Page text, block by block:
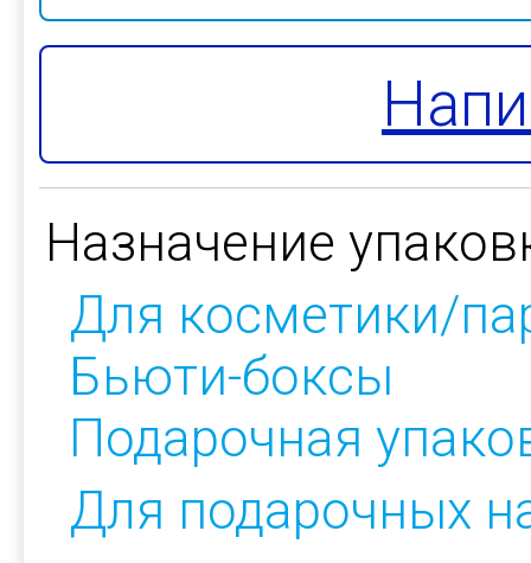
Назначение
Для косметики/
Бьюти-боксы
Подарочная
Для подарочных